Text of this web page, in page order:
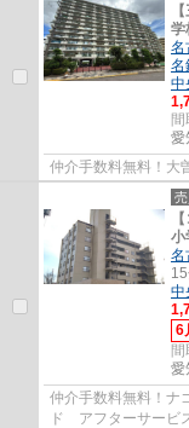
学
名
名
中
間
愛
仲介手数料無料！大
小
名
中
6
間
愛
仲介手数料無料！ナ
ド アフターサービ